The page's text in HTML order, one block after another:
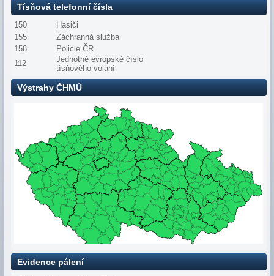
Tísňová telefonní čísla
150
Hasiči
155
Záchranná služba
158
Policie ČR
112
Jednotné evropské číslo
tísňového volání
Výstrahy ČHMÚ
Evidence pálení